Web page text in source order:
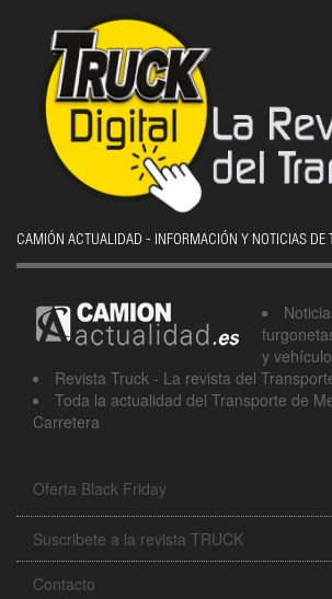
CAMIÓN ACTUALIDAD - INFORMACIÓN Y NOTICIAS DE
y
Revista Truck - La revista del
Toda la actualidad del Transporte de
Carretera
Oferta Black Friday
Suscribete a la revista TRUCK
Contacto